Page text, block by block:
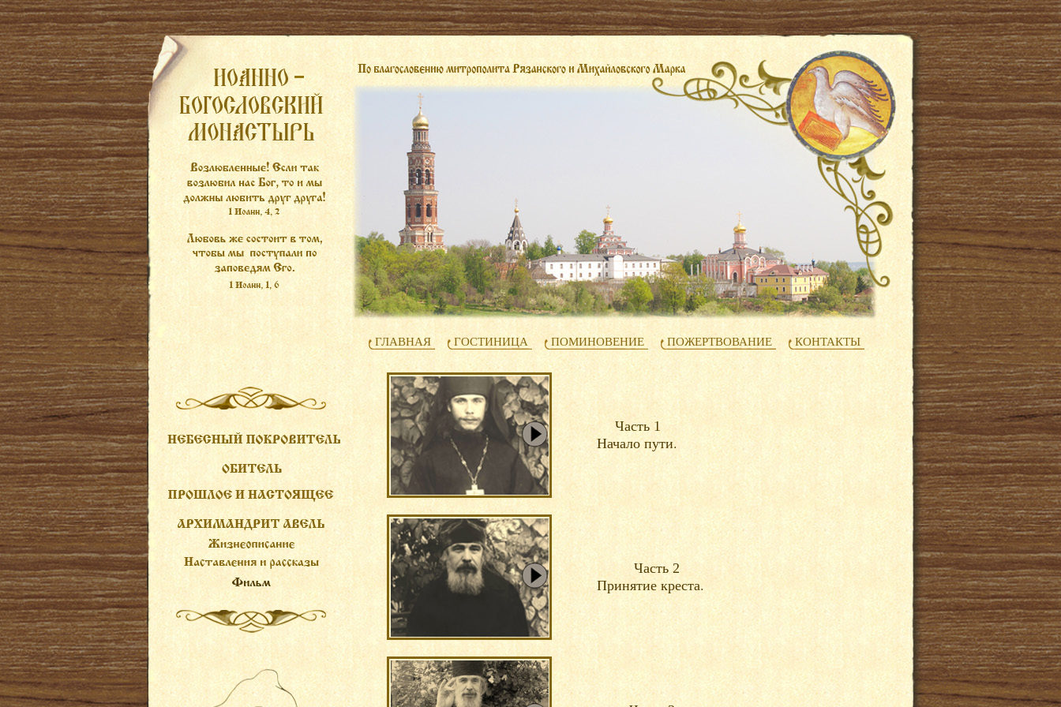
ГЛАВНАЯ ГОСТИНИЦА ПОМИНОВЕНИЕ ПОЖЕРТВОВАНИЕ КОНТАКТЫ
Часть 1
Начало пути.
Часть 2
Принятие креста.